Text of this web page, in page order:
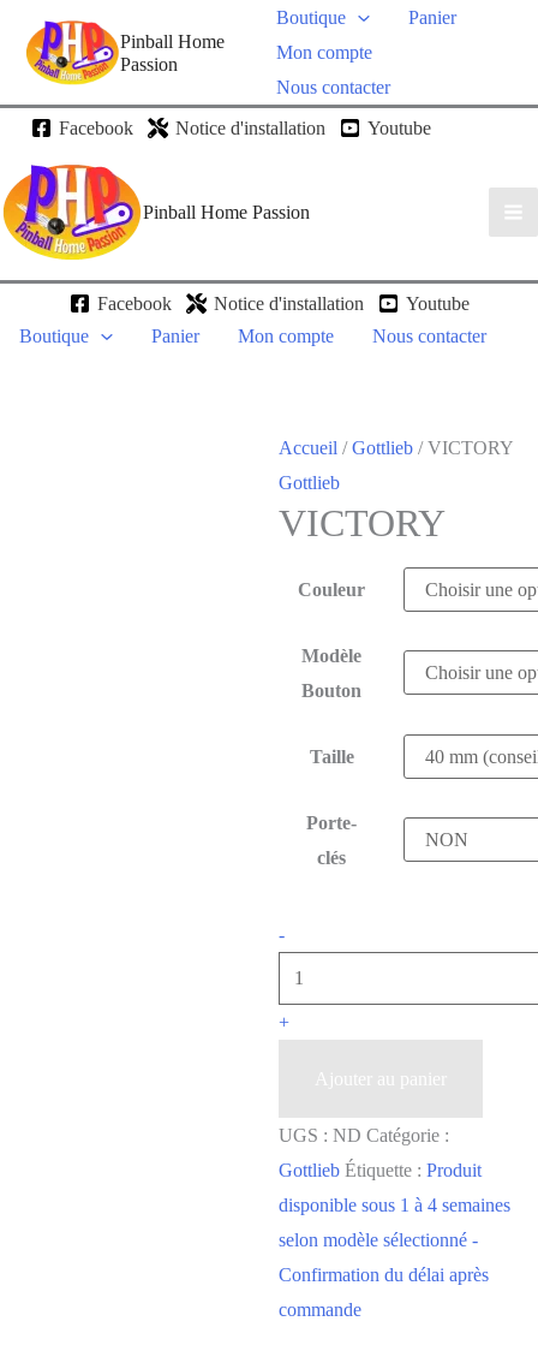
Pinball Home
Passion
Boutique
Panier
Mon compte
Nous contacter
Facebook
Notice d'installation Youtube
Pinball Home Passion
Facebook Notice d'installation
Youtube
Boutique
Panier Mon compte Nous contacter
Accueil /Gottlieb / VICTORY
Gottlieb
VICTORY
Couleur
Modèle
Bouton
Taille
Porte-
clés
-
+
Ajouter au panier
UGS :ND Catégorie :
Gottlieb Étiquette :Produit
disponible sous 1 à 4 semaines
selon modèle sélectionné -
Confirmation du délai après
commande